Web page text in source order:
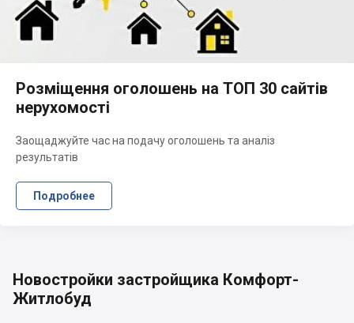
Розміщення оголошень на ТОП 30 сайтів
нерухомості
Заощаджуйте час на подачу оголошень та аналіз
результатів
Подробнее
Новостройки застройщика Комфорт-
Житлобуд